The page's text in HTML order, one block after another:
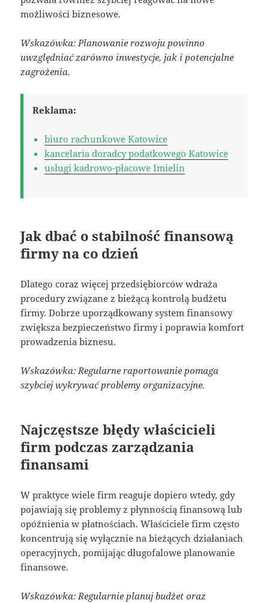
możliwości biznesowe.
Wskazówka: Planowanie rozwoju powinno
uwzględniać zarówno inwestycje, jak i potencjalne
zagrożenia.
Reklama:
biuro rachunkowe Katowice
kancelaria doradcy podatkowego Katowice
usługi kadrowo-płacowe Imielin
Jak dbać o stabilność finansową
firmy na co dzień
Dlatego coraz więcej przedsiębiorców wdraża
procedury związane z bieżącą kontrolą budżetu
firmy. Dobrze uporządkowany system finansowy
zwiększa bezpieczeństwo firmy i poprawia komfort
prowadzenia biznesu.
Wskazówka: Regularne raportowanie pomaga
szybciej wykrywać problemy organizacyjne.
Najczęstsze błędy właścicieli
firm podczas zarządzania
finansami
W praktyce wiele firm reaguje dopiero wtedy, gdy
pojawiają się problemy z płynnością finansową lub
opóźnienia w płatnościach. Właściciele firm często
koncentrują się wyłącznie na bieżących działaniach
operacyjnych, pomijając długofalowe planowanie
finansowe.
Wskazówka: Regularnie planuj budżet oraz